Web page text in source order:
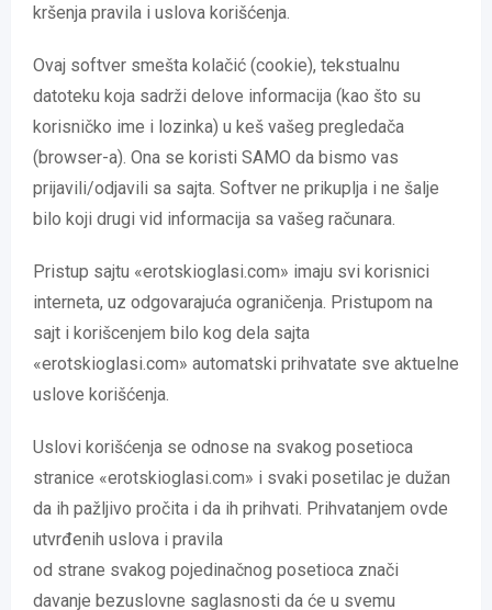
kršenja pravila i uslova korišćenja.
Ovaj softver smešta kolačić (cookie), tekstualnu
datoteku koja sadrži delove informacija (kao što su
korisničko ime i lozinka) u keš vašeg pregledača
(browser-a). Ona se koristi SAMO da bismo vas
prijavili/odjavili sa sajta. Softver ne prikuplja i ne šalje
bilo koji drugi vid informacija sa vašeg računara.
Pristup sajtu «erotskioglasi.com» imaju svi korisnici
interneta, uz odgovarajuća ograničenja. Pristupom na
sajt i korišcenjem bilo kog dela sajta
«erotskioglasi.com» automatski prihvatate sve aktuelne
uslove korišćenja.
Uslovi korišćenja se odnose na svakog posetioca
stranice «erotskioglasi.com» i svaki posetilac je dužan
da ih pažljivo pročita i da ih prihvati. Prihvatanjem ovde
utvrđenih uslova i pravila
od strane svakog pojedinačnog posetioca znači
davanje bezuslovne saglasnosti da će u svemu